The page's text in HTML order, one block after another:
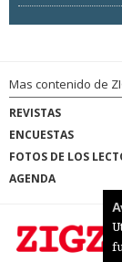
Mas contenido de
REVISTAS
ENCUESTAS
FOTOS DE LOS
AGENDA